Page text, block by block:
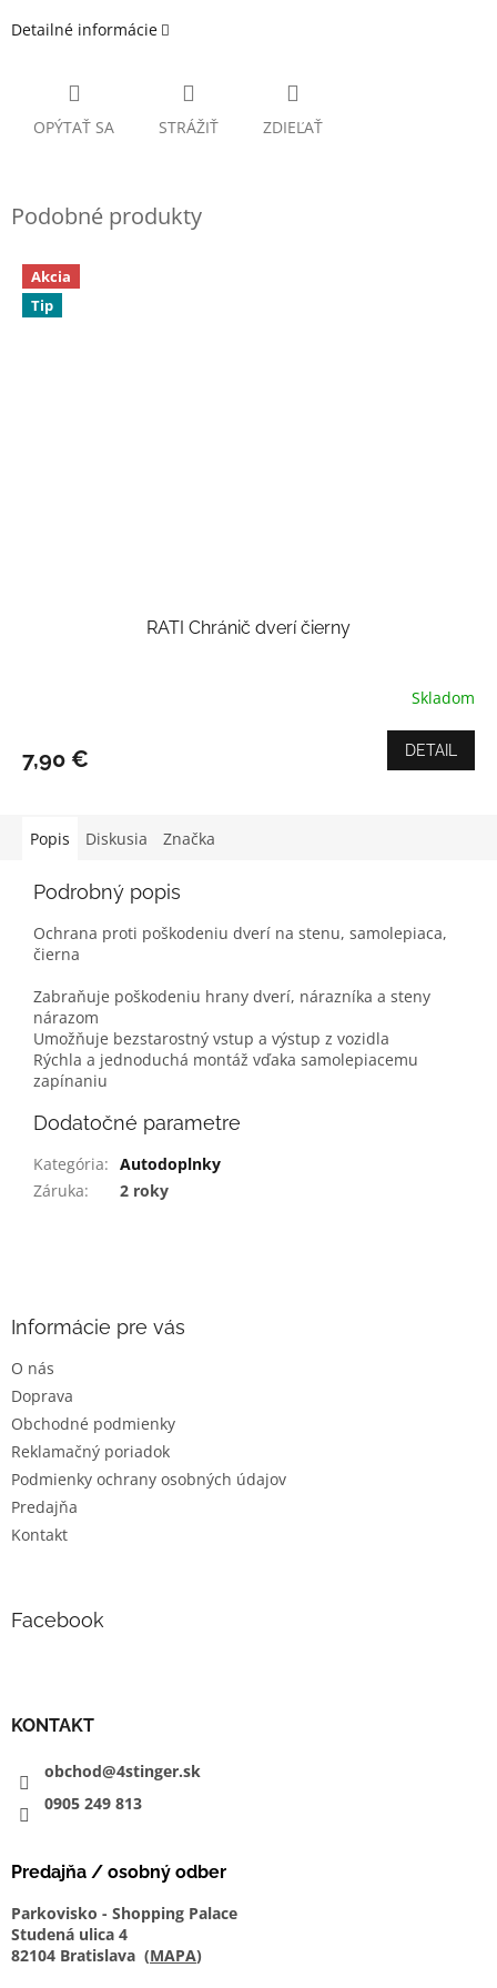
Detailné informácie
OPÝTAŤ SA STRÁŽIŤ ZDIEĽAŤ
Akcia
Tip
RATI Chránič dverí čierny
je
hviezdičiek.
Skladom
7,90 € DETAIL
Popis Diskusia Značka
Podrobný popis
Ochrana proti poškodeniu dverí na stenu, samolepiaca,
čierna
Zabraňuje poškodeniu hrany dverí, nárazníka a steny
nárazom
Umožňuje bezstarostný vstup a výstup z vozidla
Rýchla a jednoduchá montáž vďaka samolepiacemu
zapínaniu
Dodatočné parametre
Kategória: Autodoplnky
Záruka: 2 roky
Informácie pre vás
O nás
Doprava
Obchodné podmienky
Reklamačný poriadok
Podmienky ochrany osobných údajov
Predajňa
Kontakt
Facebook
KONTAKT
obchod@4stinger.sk
0905 249 813
Predajňa / osobný odber
Parkovisko - Shopping Palace
Studená ulica 4
82104 Bratislava (MAPA)